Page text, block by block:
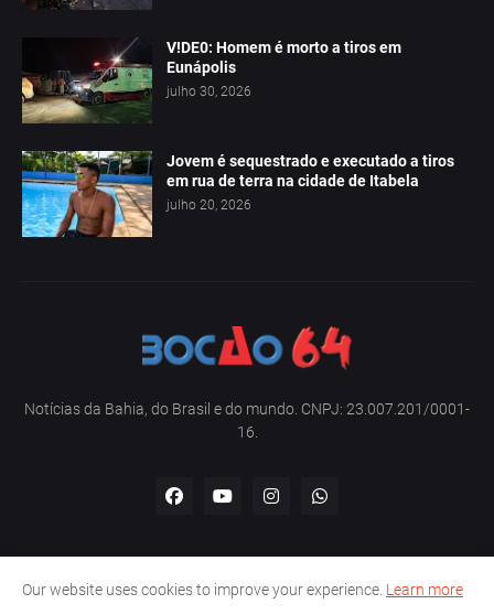
V!DE0: Homem é morto a tiros em
Eunápolis
julho 30, 2026
Jovem é sequestrado e executado a tiros
em rua de terra na cidade de Itabela
julho 20, 2026
Notícias da Bahia, do Brasil e do mundo. CNPJ: 23.007.201/0001-
16.
Contato Política de privacidade
Our website uses cookies to improve your experience. Learn more